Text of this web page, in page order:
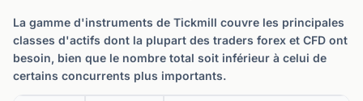
La gamme d'instruments de Tickmill couvre les principales
classes d'actifs dont la plupart des traders forex et CFD ont
besoin, bien que le nombre total soit inférieur à celui de
certains concurrents plus importants.